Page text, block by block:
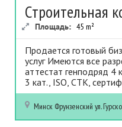
Строительная
Площадь: 45 m²
Продается готовый
услуг Имеются все
аттестат генподряд 4
3 кат., ISO, СТК,
Минск Фрунзенский ул.